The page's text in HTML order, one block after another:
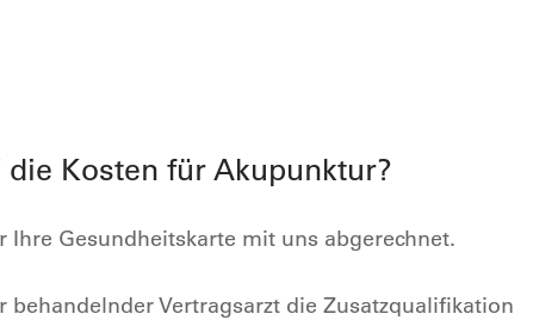
Kosten für Akupunktur?
Gesundheitskarte mit uns abgerechnet.
behandelnder Vertragsarzt die Zusatzqualifikation